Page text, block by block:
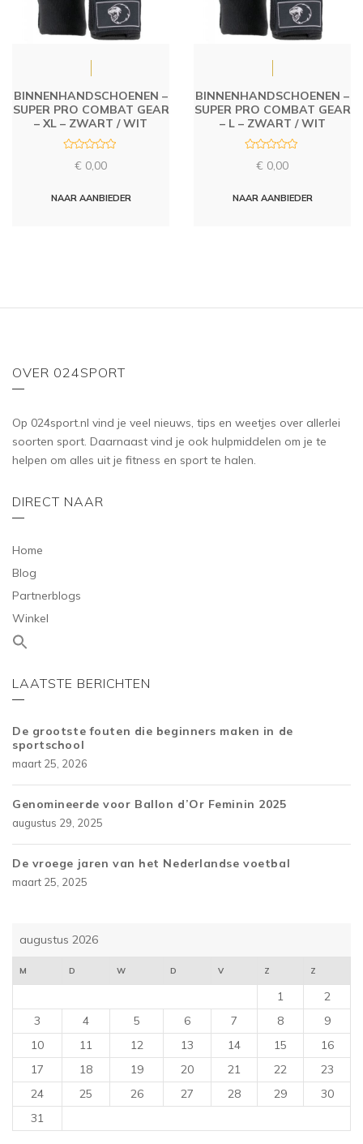
BINNENHANDSCHOENEN –
SUPER PRO COMBAT GEAR
– XL – ZWART / WIT
d
€ 0,00
NAAR AANBIEDER
BINNENHANDSCHOENEN –
SUPER PRO COMBAT GEAR
– L – ZWART / WIT
d
€ 0,00
NAAR AANBIEDER
OVER 024SPORT
Op 024sport.nl vind je veel nieuws, tips en weetjes over allerlei
soorten sport. Daarnaast vind je ook hulpmiddelen om je te
helpen om alles uit je fitness en sport te halen.
DIRECT NAAR
Home
Blog
Partnerblogs
Winkel
LAATSTE BERICHTEN
De grootste fouten die beginners maken in de
sportschool
maart 25, 2026
Genomineerde voor Ballon d’Or Feminin 2025
augustus 29, 2025
De vroege jaren van het Nederlandse voetbal
maart 25, 2025
augustus 2026
M D W D V Z Z
1
2
3
4 5 6 7 8
9
10
11 12 13 14 15
16
17
18 19 20 21 22
23
24
25 26 27 28 29
30
31